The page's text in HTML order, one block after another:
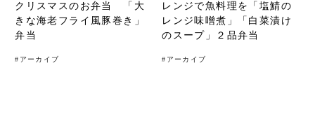
クリスマスのお弁当 「大
きな海老フライ風豚巻き」
弁当
# アーカイブ
レンジで魚料理を「塩鯖の
レンジ味噌煮」「白菜漬け
のスープ」２品弁当
# アーカイブ